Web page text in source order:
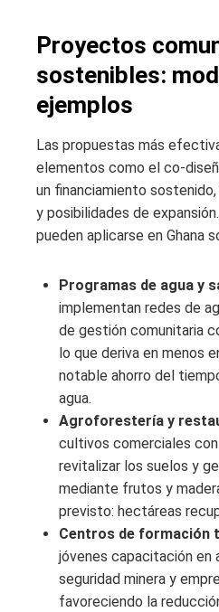
Proyectos
sostenibles:
ejemplos
Las propuestas más
elementos como el
un financiamiento
y posibilidades de
pueden aplicarse en Ghana
Programas de agua y
implementan redes de
de gestión comunitaria
lo que deriva en menos
notable ahorro del
agua.
Agroforestería y
cultivos comerciales
revitalizar los suelos y
mediante frutos y
previsto: hectáreas
Centros de formación
jóvenes capacitación en
seguridad minera y
favoreciendo la